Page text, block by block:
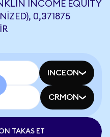
INCOME EQUITY
0,371875
INCEON
CRMON
TAKAS ET